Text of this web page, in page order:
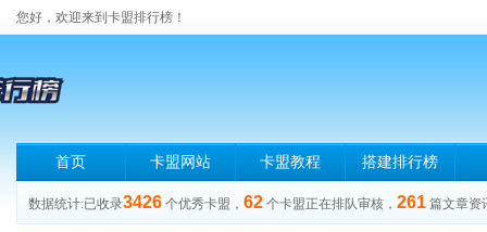
您好，欢迎来到卡盟排行榜！
首页 卡盟网站 卡盟教程 搭建排行榜
数据统计:已收录3426 个优秀卡盟， 62 个卡盟正在排队审核， 261 篇文章资